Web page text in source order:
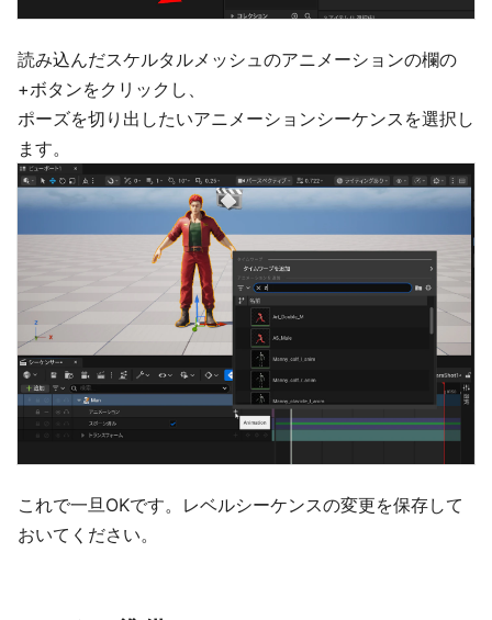
読み込んだスケルタルメッシュのアニメーションの欄の
+ボタンをクリックし、
ポーズを切り出したいアニメーションシーケンスを選択し
ます。
これで一旦OKです。レベルシーケンスの変更を保存して
おいてください。